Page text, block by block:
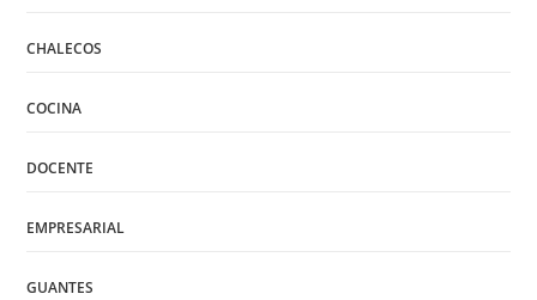
CHALECOS
COCINA
DOCENTE
EMPRESARIAL
GUANTES